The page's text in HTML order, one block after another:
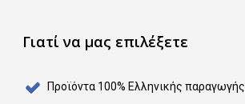
Γιατί να μας επιλέξετε
Προϊόντα 100% Ελληνικής παραγωγής